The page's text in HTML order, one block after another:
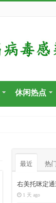
休闲热点
最近 热
右美托咪定
1 天 ago